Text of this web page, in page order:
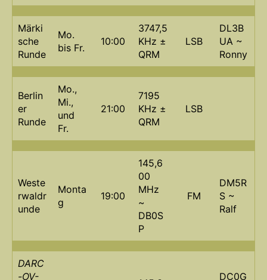
Märki
sche
Runde
Mo.
bis Fr.
10:00
3747,5
KHz ±
QRM
LSB
DL3B
UA ~
Ronny
Berlin
er
Runde
Mo.,
Mi.,
und
Fr.
21:00
7195
KHz ±
QRM
LSB
Weste
rwaldr
unde
Monta
g
19:00
145,6
00
MHz
~
DB0S
P
FM
DM5R
S ~
Ralf
DARC
-OV-
DC0G